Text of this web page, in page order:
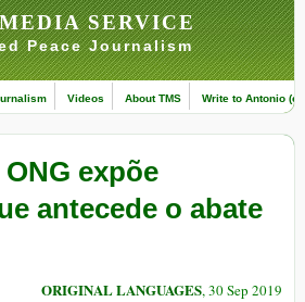
SERVICE
Peace Journalism
Videos About TMS Write to Antonio
expõe
antecede o abate
ORIGINAL LANGUAGES, 30 Sep 2019